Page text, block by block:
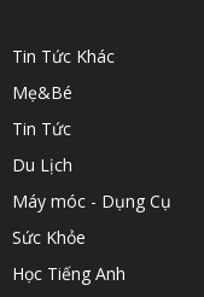
Tin Tức Khác
Mẹ&Bé
Tin Tức
Du Lịch
Máy móc - Dụng Cụ
Sức Khỏe
Học Tiếng Anh